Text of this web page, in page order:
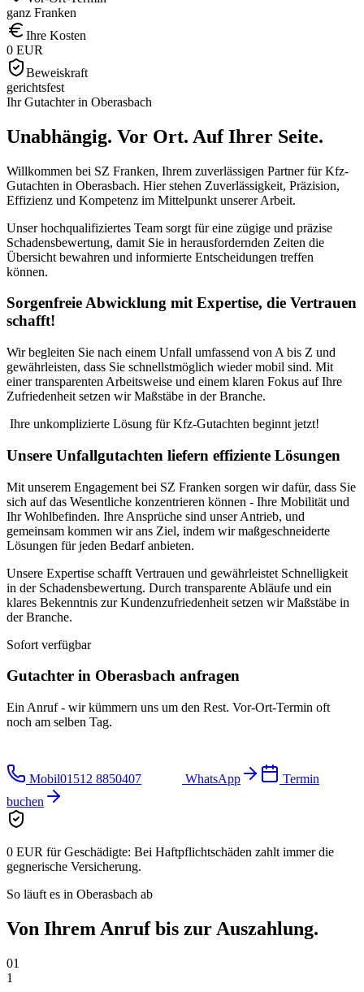
ganz Franken
Ihre Kosten
0 EUR
Beweiskraft
gerichtsfest
Ihr Gutachter in Oberasbach
Unabhängig. Vor Ort. Auf Ihrer Seite.
Willkommen bei SZ Franken, Ihrem zuverlässigen Partner für Kfz-
Gutachten in Oberasbach. Hier stehen Zuverlässigkeit, Präzision,
Effizienz und Kompetenz im Mittelpunkt unserer Arbeit.
Unser hochqualifiziertes Team sorgt für eine zügige und präzise
Schadensbewertung, damit Sie in herausfordernden Zeiten die
Übersicht bewahren und informierte Entscheidungen treffen
können.
Sorgenfreie Abwicklung mit Expertise, die Vertrauen
schafft!
Wir begleiten Sie nach einem Unfall umfassend von A bis Z und
gewährleisten, dass Sie schnellstmöglich wieder mobil sind. Mit
einer transparenten Arbeitsweise und einem klaren Fokus auf Ihre
Zufriedenheit setzen wir Maßstäbe in der Branche.
‍ Ihre unkomplizierte Lösung für Kfz-Gutachten beginnt jetzt!
Unsere Unfallgutachten liefern effiziente Lösungen
Mit unserem Engagement bei SZ Franken sorgen wir dafür, dass Sie
sich auf das Wesentliche konzentrieren können - Ihre Mobilität und
Ihr Wohlbefinden. Ihre Ansprüche sind unser Antrieb, und
gemeinsam kommen wir ans Ziel, indem wir maßgeschneiderte
Lösungen für jeden Bedarf anbieten.
Unsere Expertise schafft Vertrauen und gewährleistet Schnelligkeit
in der Schadensbewertung. Durch transparente Abläufe und ein
klares Bekenntnis zur Kundenzufriedenheit setzen wir Maßstäbe in
der Branche.
Sofort verfügbar
Gutachter in Oberasbach anfragen
Ein Anruf - wir kümmern uns um den Rest. Vor-Ort-Termin oft
noch am selben Tag.
Mobil01512 8850407 WhatsApp
Termin
buchen
0 EUR für Geschädigte: Bei Haftpflichtschäden zahlt immer die
gegnerische Versicherung.
So läuft es in Oberasbach ab
Von Ihrem Anruf bis zur Auszahlung.
01
1